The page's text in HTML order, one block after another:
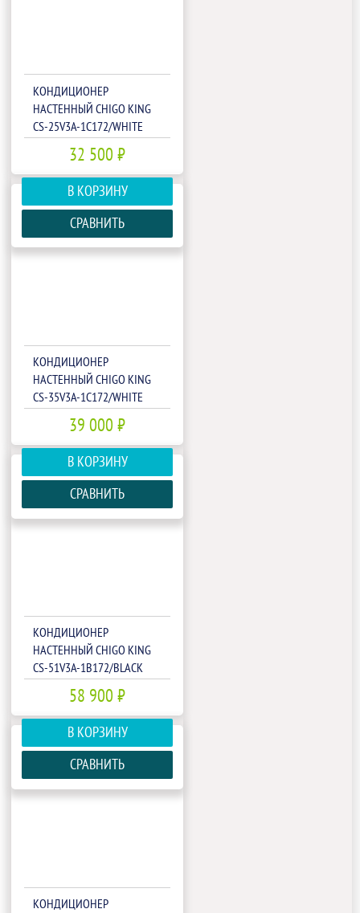
КОНДИЦИОНЕР
НАСТЕННЫЙ CHIGO KING
CS-25V3A-1C172/WHITE
32 500 ₽
В КОРЗИНУ
СРАВНИТЬ
КОНДИЦИОНЕР
НАСТЕННЫЙ CHIGO KING
CS-35V3A-1C172/WHITE
39 000 ₽
В КОРЗИНУ
СРАВНИТЬ
КОНДИЦИОНЕР
НАСТЕННЫЙ CHIGO KING
CS-51V3A-1B172/BLACK
58 900 ₽
В КОРЗИНУ
СРАВНИТЬ
КОНДИЦИОНЕР